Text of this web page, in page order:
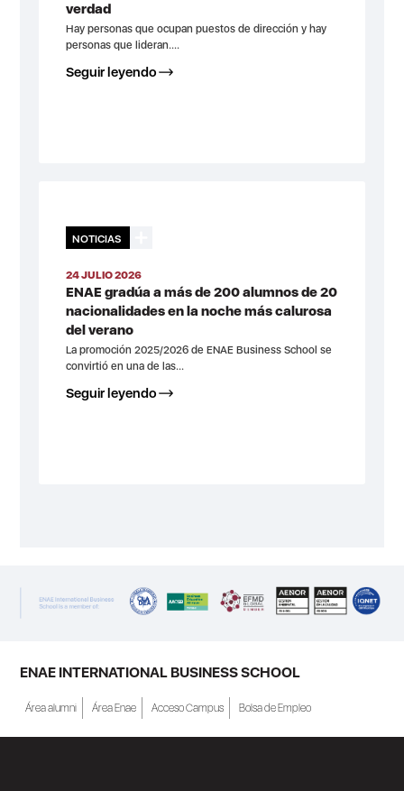
verdad
Hay personas que ocupan puestos de dirección y hay
personas que lideran....
Seguir leyendo
NOTICIAS
24 JULIO 2026
ENAE gradúa a más de 200 alumnos de 20
nacionalidades en la noche más calurosa
del verano
La promoción 2025/2026 de ENAE Business School se
convirtió en una de las...
Seguir leyendo
ENAE INTERNATIONAL BUSINESS SCHOOL
Área alumni Área Enae Acceso Campus Bolsa de Empleo